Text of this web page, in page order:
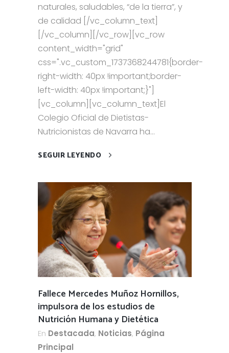
naturales, saludables, “de la tierra”, y
de calidad [/vc_column_text]
[/vc_column][/vc_row][vc_row
content_width="grid"
css=".vc_custom_1737368244781{border-
right-width: 40px !important;border-
left-width: 40px !important;}"]
[vc_column][vc_column_text]El
Colegio Oficial de Dietistas-
Nutricionistas de Navarra ha...
SEGUIR LEYENDO
Fallece Mercedes Muñoz Hornillos,
impulsora de los estudios de
Nutrición Humana y Dietética
En Destacada, Noticias, Página
Principal